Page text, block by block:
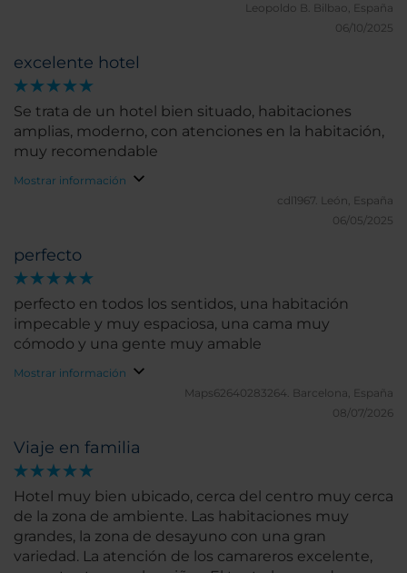
perfecto
perfecto en todos los sentidos, una habitación
impecable y muy espaciosa, una cama muy
cómodo y una gente muy amable
Mostrar información
Maps62640283264. Barcelona, España
08/07/2026
Viaje en familia
Hotel muy bien ubicado, cerca del centro muy cerca
de la zona de ambiente. Las habitaciones muy
grandes, la zona de desayuno con una gran
variedad. La atención de los camareros excelente,
Leopoldo B. Bilbao, España
06/10/2025
excelente hotel
Se trata de un hotel bien situado, habitaciones
amplias, moderno, con atenciones en la habitación,
muy recomendable
Mostrar información
cdl1967. León, España
06/05/2025